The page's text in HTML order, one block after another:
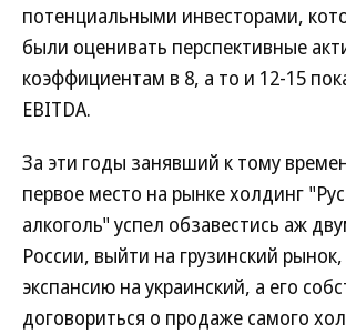
потенциальными инвесторами,
были оценивать перспективные
коэффициентам в 8, а то и 12-15
EBITDA.
За эти годы занявший к тому
первое место на рынке холдинг
алкоголь" успел обзавестись аж
России, выйти на грузинский
экспансию на украинский, а его
договориться о продаже самого